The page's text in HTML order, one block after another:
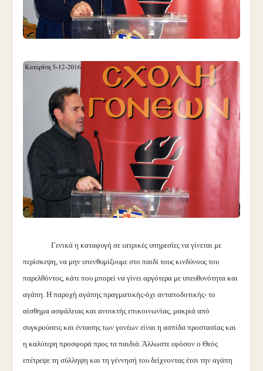
Γενικά η καταφυγή σε ιατρικές υπηρεσίες να γίνεται με
περίσκεψη, να μην υπενθυμίζουμε στο παιδί τους κινδύνους του
παρελθόντος, κάτι που μπορεί να γίνει αργότερα με υπευθυνότητα και
αγάπη. Η παροχή αγάπης πραγματικής-όχι ανταποδοτικής- το
αίσθημα ασφάλειας και ανοικτής επικοινωνίας, μακριά από
συγκρούσεις και έντασης των γονέων είναι η ασπίδα προστασίας και
η καλύτερη προσφορά προς τα παιδιά. Άλλωστε εφόσον ο Θεός
επέτρεψε τη σύλληψη και τη γέννησή του δείχνοντας έτσι την αγάπη